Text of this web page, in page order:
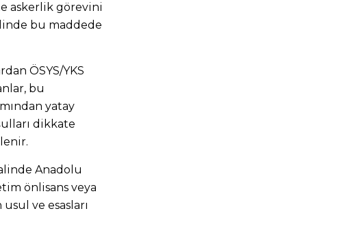
askerlik görevini
bu maddede
ÖSYS/YKS
bu
yatay
dikkate
Anadolu
önlisans veya
ve esasları